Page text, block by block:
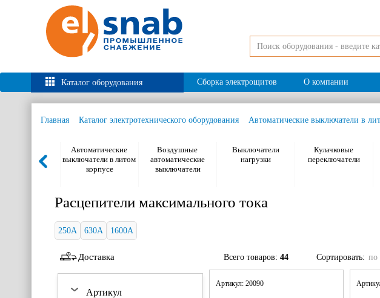
Каталог оборудования Сборка электрощитов О компании
Главная Каталог электротехнического оборудования Автоматические выключатели в
Автоматические
выключатели в литом
корпусе
Воздушные
автоматические
выключатели
Выключатели
нагрузки
Кулачковые
переключатели
Расцепители максимального тока
250А 630А 1600А
Артикул
Доставка Всего товаров: 44 Сортировать: по
Артикул: 20090